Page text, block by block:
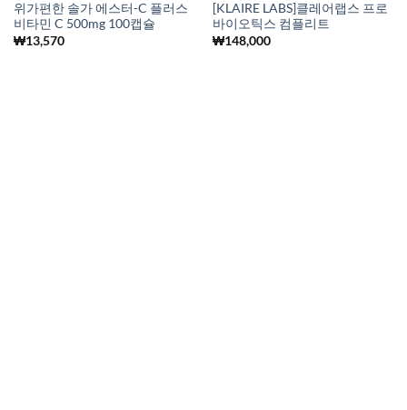
위가편한 솔가 에스터-C 플러스
비타민 C 500mg 100캡슐
₩13,570
[KLAIRE LABS]클레어랩스 프로
바이오틱스 컴플리트
₩148,000